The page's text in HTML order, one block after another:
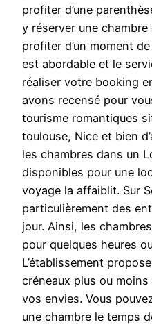
profiter d’une
y réserver une
profiter d’un moment
est abordable et le
réaliser votre booking
avons recensé pour
tourisme romantiques
toulouse, Nice et bien
les chambres dans un
disponibles pour une
voyage la affaiblit. Sur
particulièrement des
jour. Ainsi, les
pour quelques heures
L’établissement
créneaux plus ou
vos envies. Vous
une chambre le temps